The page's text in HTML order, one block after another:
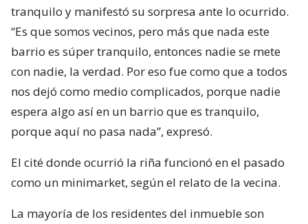
tranquilo y manifestó su sorpresa ante lo ocurrido.
“Es que somos vecinos, pero más que nada este
barrio es súper tranquilo, entonces nadie se mete
con nadie, la verdad. Por eso fue como que a todos
nos dejó como medio complicados, porque nadie
espera algo así en un barrio que es tranquilo,
porque aquí no pasa nada”, expresó.
El cité donde ocurrió la riña funcionó en el pasado
como un minimarket, según el relato de la vecina.
La mayoría de los residentes del inmueble son